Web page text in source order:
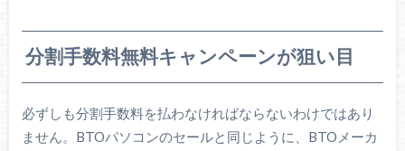
分割手数料無料キャンペーンが狙い目
必ずしも分割手数料を払わなければならないわけではあり
ません。BTOパソコンのセールと同じように、BTOメーカ